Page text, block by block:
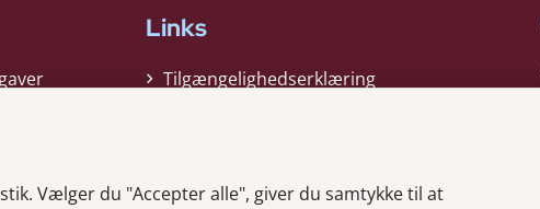
Links
Tilgængelighedserklæring
Vælger du "Accepter alle", giver du samtykke til at